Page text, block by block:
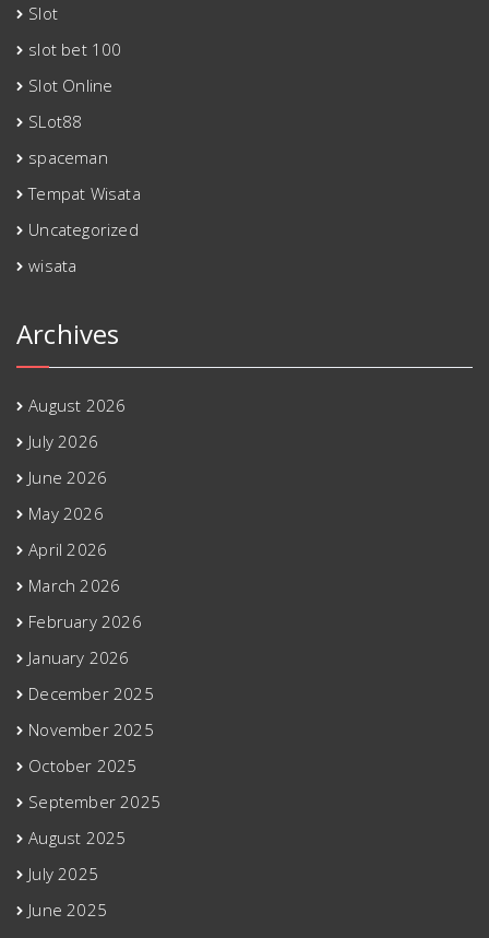
Slot
slot bet 100
Slot Online
SLot88
spaceman
Tempat Wisata
Uncategorized
wisata
Archives
August 2026
July 2026
June 2026
May 2026
April 2026
March 2026
February 2026
January 2026
December 2025
November 2025
October 2025
September 2025
August 2025
July 2025
June 2025